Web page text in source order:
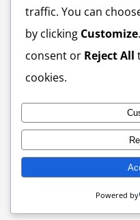
Denunciada la
traffic. You can
by clicking Customize
consent or Reject All
cookies.
Powered by